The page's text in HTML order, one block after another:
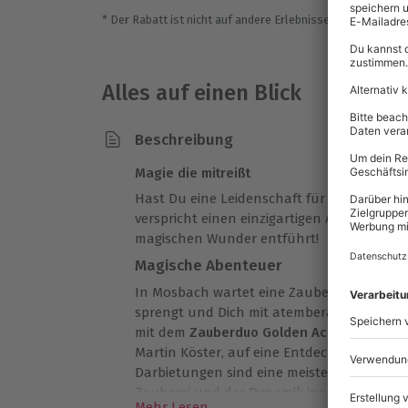
* Der Rabatt ist nicht auf andere Erlebnisse bei der
Alles auf einen Blick
Beschreibung
Magie die mitreißt
Hast Du eine Leidenschaft für das
verspricht einen einzigartigen Abend, der
magischen Wunder entführt!
Magische Abenteuer
In Mosbach wartet eine Zaubershow auf
sprengt und Dich mit atemberaubenden
mit dem Zauberduo Golden Ace
,
Martin Köster, auf eine Entdeckungsreise
Darbietungen sind eine meisterhafte
Zauberei und der Dynamik innovativer